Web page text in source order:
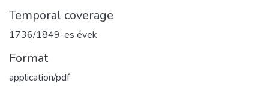
Temporal coverage
1736/1849-es évek
Format
application/pdf